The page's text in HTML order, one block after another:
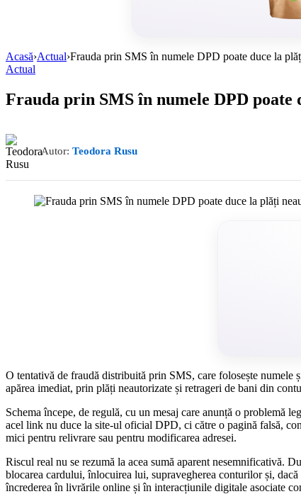
Acasă›Actual›Frauda prin SMS în numele DPD poate duce la
Actual
Frauda prin SMS în numele DPD
Autor: Teodora Rusu
O tentativă de fraudă distribuită prin SMS, care folosește numele
apărea imediat, prin plăți neautorizate și retrageri de bani din
Schema începe, de regulă, cu un mesaj care anunță o problemă
acel link nu duce la site-ul oficial DPD, ci către o pagină falsă,
mici pentru relivrare sau pentru modificarea adresei.
Riscul real nu se rezumă la acea sumă aparent nesemnificativă.
blocarea cardului, înlocuirea lui, supravegherea conturilor și,
încrederea în livrările online și în interacțiunile digitale asociate